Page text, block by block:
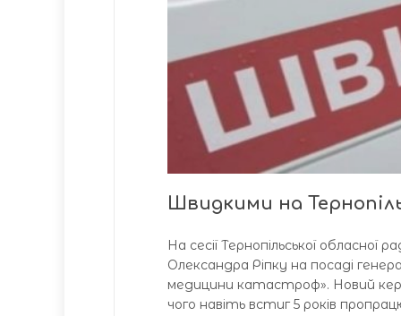
Швидкими на
На сесії Тернопільської
Олександра Ріпку на посаді
медицини катастроф». Новий
чого навіть встиг 5 років